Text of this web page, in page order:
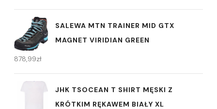
SALEWA MTN TRAINER MID GTX
MAGNET VIRIDIAN GREEN
878,99zł
JHK TSOCEAN T SHIRT MĘSKI Z
KRÓTKIM RĘKAWEM BIAŁY XL